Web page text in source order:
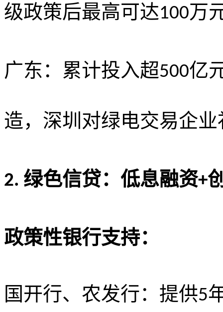
级政策后最高可达100万
广东：累计投入超500亿
造，深圳对绿电交易企业
2. 绿色信贷：低息融资+
政策性银行支持：
国开行、农发行：提供5